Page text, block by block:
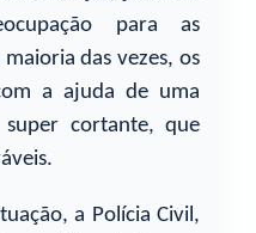
para as
das vezes, os
a ajuda de uma
cortante, que
a Polícia Civil,